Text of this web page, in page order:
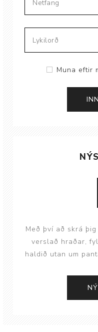
Muna eftir
Með því að skrá
verslað hraðar,
haldið utan um